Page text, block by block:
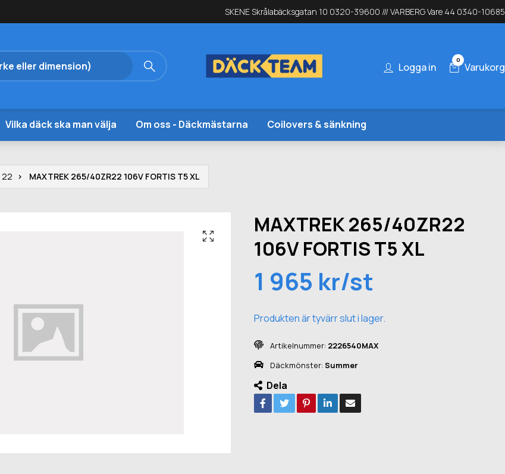
SKENE Skrålabäcksgatan 10 0320-39600 /// VARBERG Vare 44 0340-10685
Logga in
0
Varukorg
Vilka däck ska man välja Om oss - Däckmästarna Coilovers & sänkning
22 MAXTREK 265/40ZR22 106V FORTIS T5 XL
MAXTREK 265/40ZR22
106V FORTIS T5 XL
1 965 kr/st
Produkten är tyvärr slut i lager.
Artikelnummer: 2226540MAX
Däckmönster: Summer
Dela